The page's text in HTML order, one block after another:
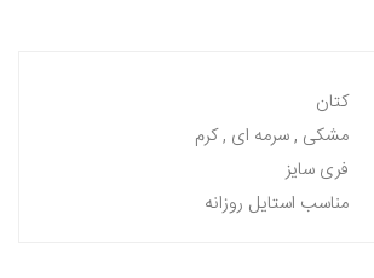
کتان
مشکی , سرمه ای , کرم
فری سایز
مناسب استایل روزانه